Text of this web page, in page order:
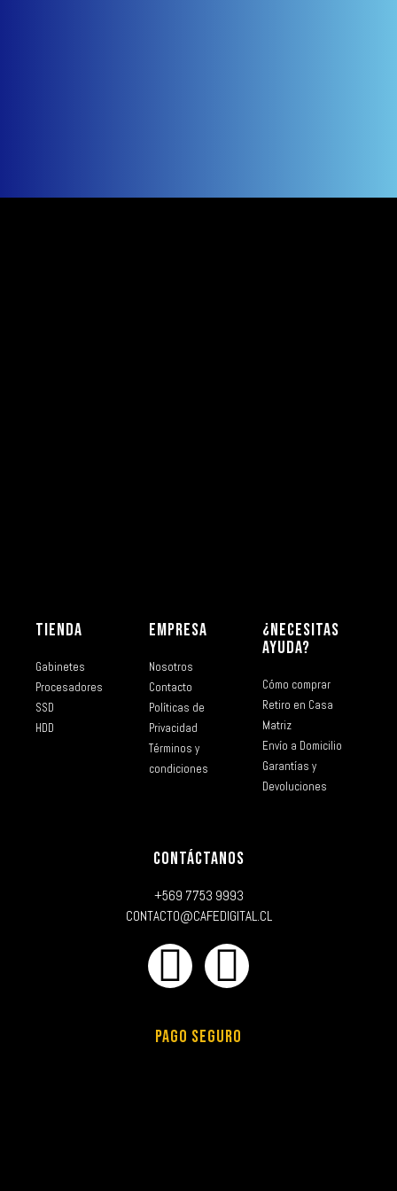
TIENDA
Gabinetes
Procesadores
SSD
HDD
EMPRESA
Nosotros
Contacto
Políticas de
Privacidad
Términos y
condiciones
¿NECESITAS
AYUDA?
Cómo comprar
Retiro en Casa
Matriz
Envío a Domicilio
Garantías y
Devoluciones
CONTÁCTANOS
+569 7753 9993
CONTACTO@CAFEDIGITAL.CL
PAGO SEGURO